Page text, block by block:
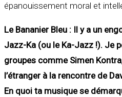
épanouissement moral et
Le Bananier Bleu : Il y a un
Jazz-Ka (ou le Ka-Jazz !). Je
groupes comme Simen
l’étranger à la rencontre de
En quoi ta musique se